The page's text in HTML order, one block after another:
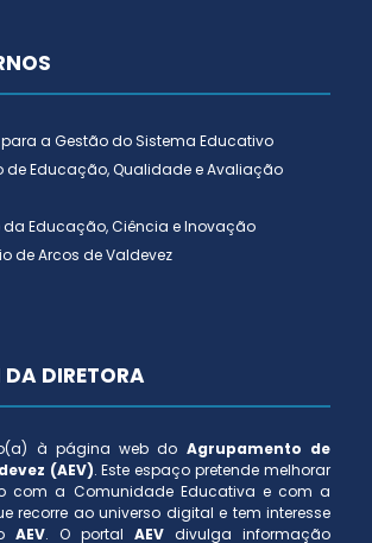
para a Gestão do Sistema Educativo
de Educação, Qualidade e Avaliação
da Educação, Ciência e Inovação
de Arcos de Valdevez
DIRETORA
à página web do Agrupamento de
(AEV). Este espaço pretende melhorar
com a Comunidade Educativa e com a
recorre ao universo digital e tem interesse
AEV. O portal AEV divulga informação